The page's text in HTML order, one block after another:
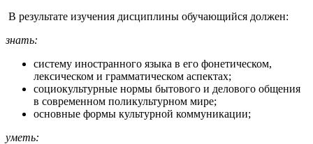
В результате изучения дисциплины обучающийся должен:
знать:
систему иностранного языка в его фонетическом,
лексическом и грамматическом аспектах;
социокультурные нормы бытового и делового общения
в современном поликультурном мире;
основные формы культурной коммуникации;
уметь: